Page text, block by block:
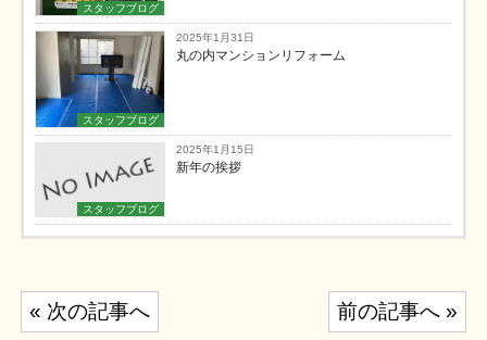
スタッフブログ
スタッフブログ
2025年1月31日
丸の内マンションリフォーム
スタッフブログ
2025年1月15日
新年の挨拶
投
稿
前の記事へ »
« 次の記事へ